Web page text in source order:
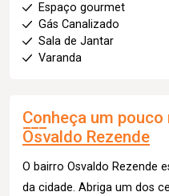
Espaço gourmet
Gás Canalizado
Sala de Jantar
Varanda
Conheça um
Osvaldo Rezende
O bairro Osvaldo Rezende
da cidade. Abriga um dos